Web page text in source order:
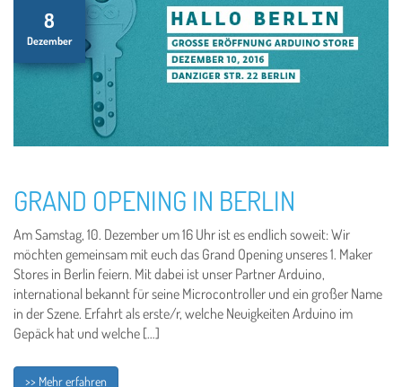
8
Dezember
GRAND OPENING IN BERLIN
Am Samstag, 10. Dezember um 16 Uhr ist es endlich soweit: Wir
möchten gemeinsam mit euch das Grand Opening unseres 1. Maker
Stores in Berlin feiern. Mit dabei ist unser Partner Arduino,
international bekannt für seine Microcontroller und ein großer Name
in der Szene. Erfahrt als erste/r, welche Neuigkeiten Arduino im
Gepäck hat und welche […]
>> Mehr erfahren